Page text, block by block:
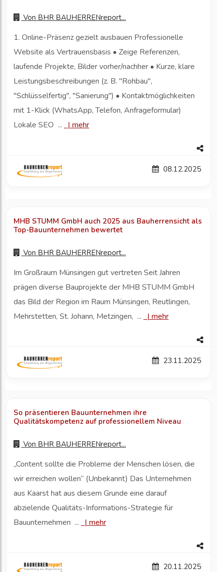
Von BHR BAUHERRENreport...
1. Online-Präsenz gezielt ausbauen Professionelle
Website als Vertrauensbasis • Zeige Referenzen,
laufende Projekte, Bilder vorher/nachher • Kurze, klare
Leistungsbeschreibungen (z. B. "Rohbau",
"Schlüsselfertig", "Sanierung") • Kontaktmöglichkeiten
mit 1-Klick (WhatsApp, Telefon, Anfrageformular)
Lokale SEO ...
| mehr
08.12.2025
MHB STUMM GmbH auch 2025 aus Bauherrensicht als
Top-Bauunternehmen bewertet
Von BHR BAUHERRENreport...
Im Großraum Münsingen gut vertreten Seit Jahren
prägen diverse Bauprojekte der MHB STUMM GmbH
das Bild der Region im Raum Münsingen, Reutlingen,
Mehrstetten, St. Johann, Metzingen, ...
| mehr
23.11.2025
So präsentieren Bauunternehmen ihre
Qualitätskompetenz auf professionellem Niveau
Von BHR BAUHERRENreport...
„Content sollte die Probleme der Menschen lösen, die
wir erreichen wollen“ (Unbekannt) Das Unternehmen
aus Kaarst hat aus diesem Grunde eine darauf
abzielende Qualitäts-Informations-Strategie für
Bauunternehmen ...
| mehr
20.11.2025